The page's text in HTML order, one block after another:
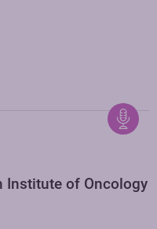
Institute of Oncology